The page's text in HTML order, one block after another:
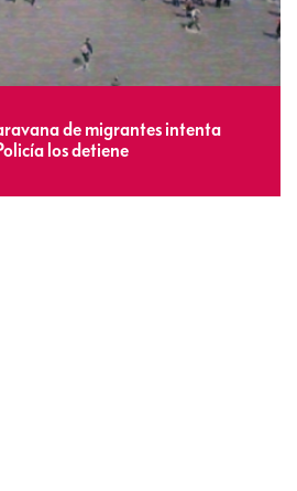
de migrantes intenta
los detiene